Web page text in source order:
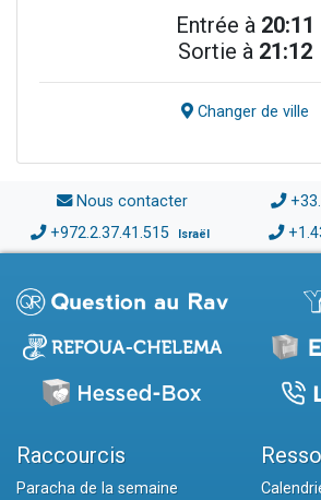
Entrée à 20:11
Sortie à 21:12
Changer de ville
Nous contacter
+972.2.37.41.515 Israël
Raccourcis
Paracha de la semaine